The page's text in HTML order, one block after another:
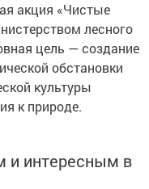
акция «Чистые
лесного
цель — создание
обстановки
культуры
к природе.
и интересным в